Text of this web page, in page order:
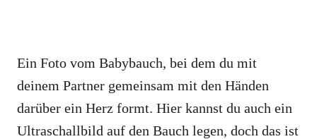
Ein Foto vom Babybauch, bei dem du mit
deinem Partner gemeinsam mit den Händen
darüber ein Herz formt. Hier kannst du auch ein
Ultraschallbild auf den Bauch legen, doch das ist